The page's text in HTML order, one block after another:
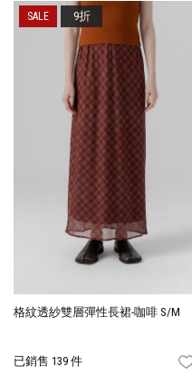
格紋透紗雙層彈性長裙-咖啡 S/M
已銷售 139 件
9折